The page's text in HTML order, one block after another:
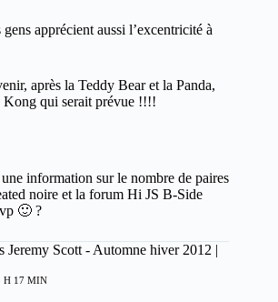
apprécient aussi l’excentricité à
après la Teddy Bear et la Panda,
Kong qui serait prévue !!!!
information sur le nombre de paires
noire et la forum Hi JS B-Side
🙂 ?
Jeremy Scott - Automne hiver 2012 |
H 17 MIN